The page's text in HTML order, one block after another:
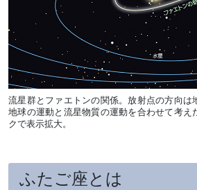
流星群とファエトンの関係。放射点の方向は
地球の運動と流星物質の運動を合わせて考え
クで表示拡大。
ふたご座とは